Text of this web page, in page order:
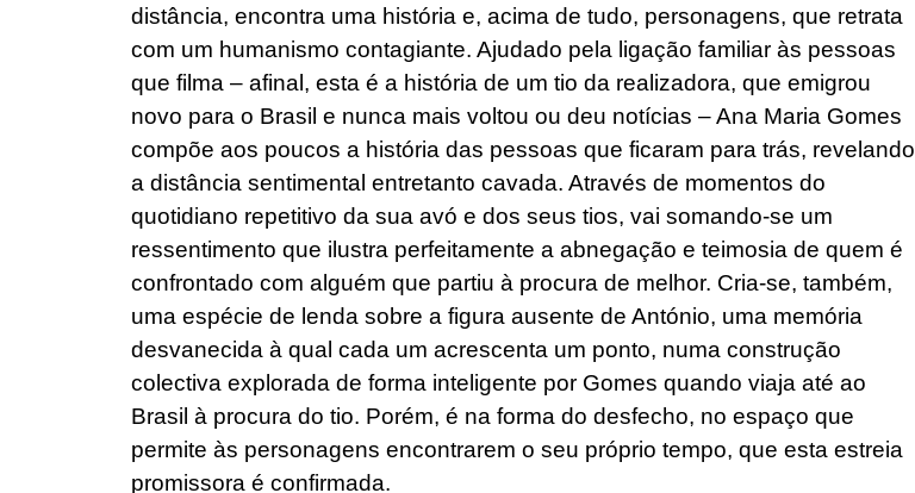
distância, encontra uma história e, acima de tudo, personagens, que retrata
com um humanismo contagiante. Ajudado pela ligação familiar às pessoas
que filma – afinal, esta é a história de um tio da realizadora, que emigrou
novo para o Brasil e nunca mais voltou ou deu notícias – Ana Maria Gomes
compõe aos poucos a história das pessoas que ficaram para trás, revelando
a distância sentimental entretanto cavada. Através de momentos do
quotidiano repetitivo da sua avó e dos seus tios, vai somando-se um
ressentimento que ilustra perfeitamente a abnegação e teimosia de quem é
confrontado com alguém que partiu à procura de melhor. Cria-se, também,
uma espécie de lenda sobre a figura ausente de António, uma memória
desvanecida à qual cada um acrescenta um ponto, numa construção
colectiva explorada de forma inteligente por Gomes quando viaja até ao
Brasil à procura do tio. Porém, é na forma do desfecho, no espaço que
permite às personagens encontrarem o seu próprio tempo, que esta estreia
promissora é confirmada.